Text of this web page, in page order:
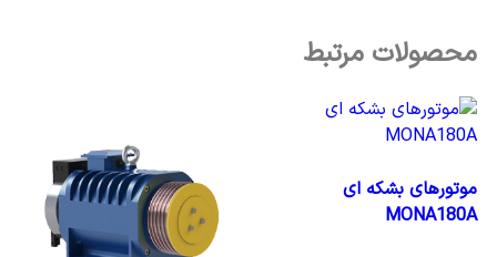
محصولات مرتبط
موتورهای بشکه ای
MONA180A